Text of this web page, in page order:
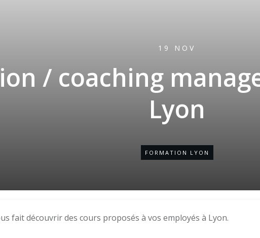
19 NOV
/ coaching
Lyon
FORMATION LYON
fait découvrir des cours proposés à vos employés à Lyon.